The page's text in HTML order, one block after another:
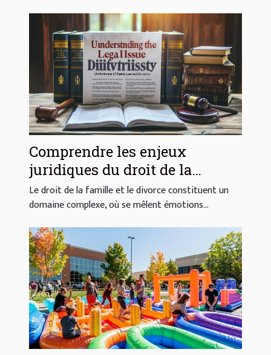
Comprendre les enjeux
juridiques du droit de la
famille et du divorce
Le droit de la famille et le divorce constituent un
domaine complexe, où se mêlent émotions...